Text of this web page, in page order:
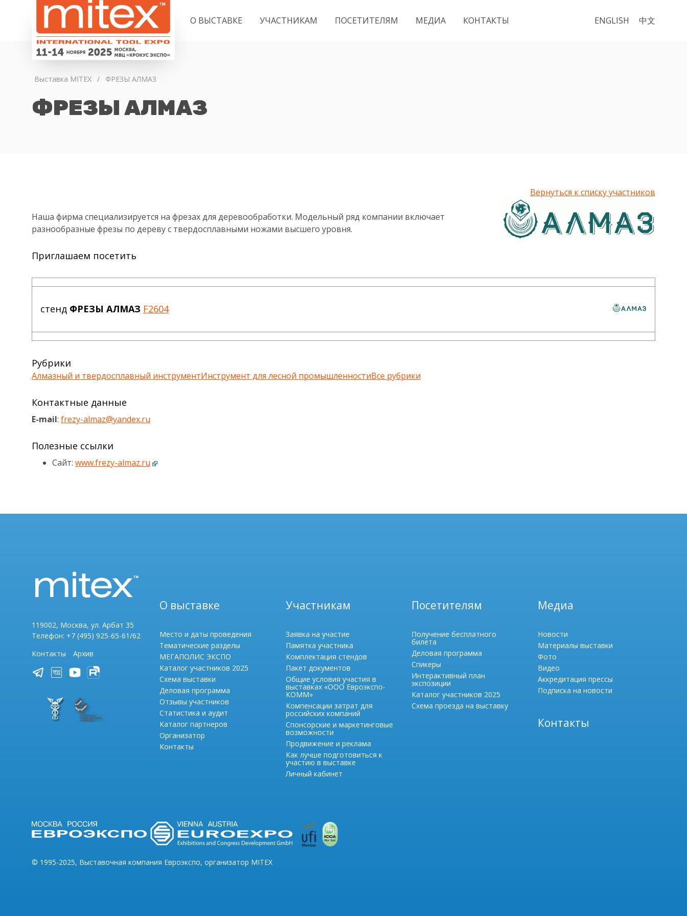
ENGLISH 中文
О ВЫСТАВКЕ УЧАСТНИКАМ ПОСЕТИТЕЛЯМ МЕДИА КОНТАКТЫ
Выставка MITEX / ФРЕЗЫ АЛМАЗ
ФРЕЗЫ АЛМАЗ
Вернуться к списку участников
Наша фирма специализируется на фрезах для деревообработки. Модельный ряд компании включает
разнообразные фрезы по дереву с твердосплавными ножами высшего уровня.
Приглашаем посетить
стенд ФРЕЗЫ АЛМАЗ F2604
Рубрики
Алмазный и твердосплавный инструментИнструмент для лесной промышленностиВсе рубрики
Контактные данные
E-mail: frezy-almaz@yandex.ru
Полезные ссылки
Сайт: www.frezy-almaz.ru
119002, Москва, ул. Арбат 35
Телефон: +7 (495) 925-65-61/62
Контакты
Архив
О выставке
Место и даты проведения
Тематические разделы
МЕГАПОЛИС ЭКСПО
Каталог участников 2025
Схема выставки
Деловая программа
Отзывы участников
Статистика и аудит
Каталог партнеров
Организатор
Контакты
Участникам
Заявка на участие
Памятка участника
Комплектация стендов
Пакет документов
Общие условия участия в
выставках «ООО Евроэкспо-
КОММ»
Компенсации затрат для
российских компаний
Спонсорские и маркетинговые
возможности
Продвижение и реклама
Как лучше подготовиться к
участию в выставке
Личный кабинет
Посетителям
Получение бесплатного
билета
Деловая программа
Спикеры
Интерактивный план
экспозиции
Каталог участников 2025
Схема проезда на выставку
Медиа
Новости
Материалы выставки
Фото
Видео
Аккредитация прессы
Подписка на новости
Контакты
© 1995-2025, Выставочная компания Евроэкспо, организатор MITEX